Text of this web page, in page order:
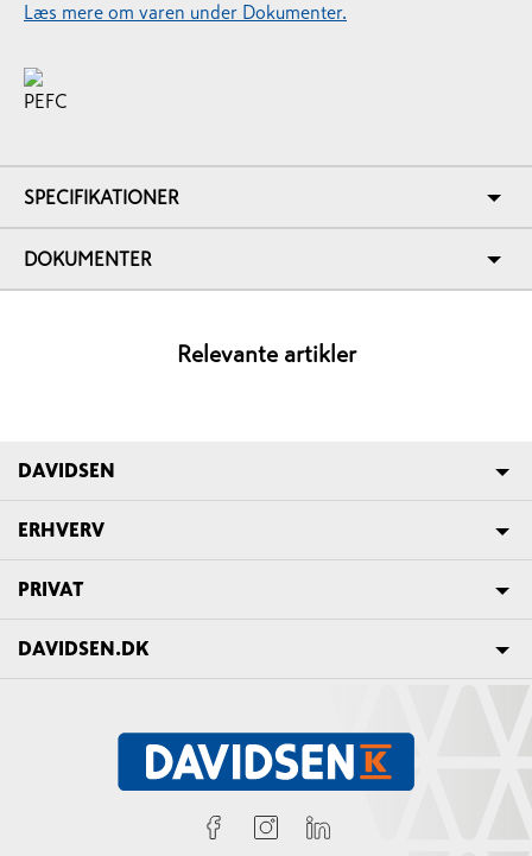
Læs mere om varen under Dokumenter.
SPECIFIKATIONER
DOKUMENTER
Relevante artikler
DAVIDSEN
ERHVERV
PRIVAT
DAVIDSEN.DK